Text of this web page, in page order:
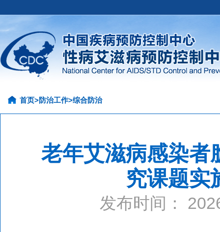
首页>防治工作>综合防治
老年艾滋病感染者
究课题实
发布时间：